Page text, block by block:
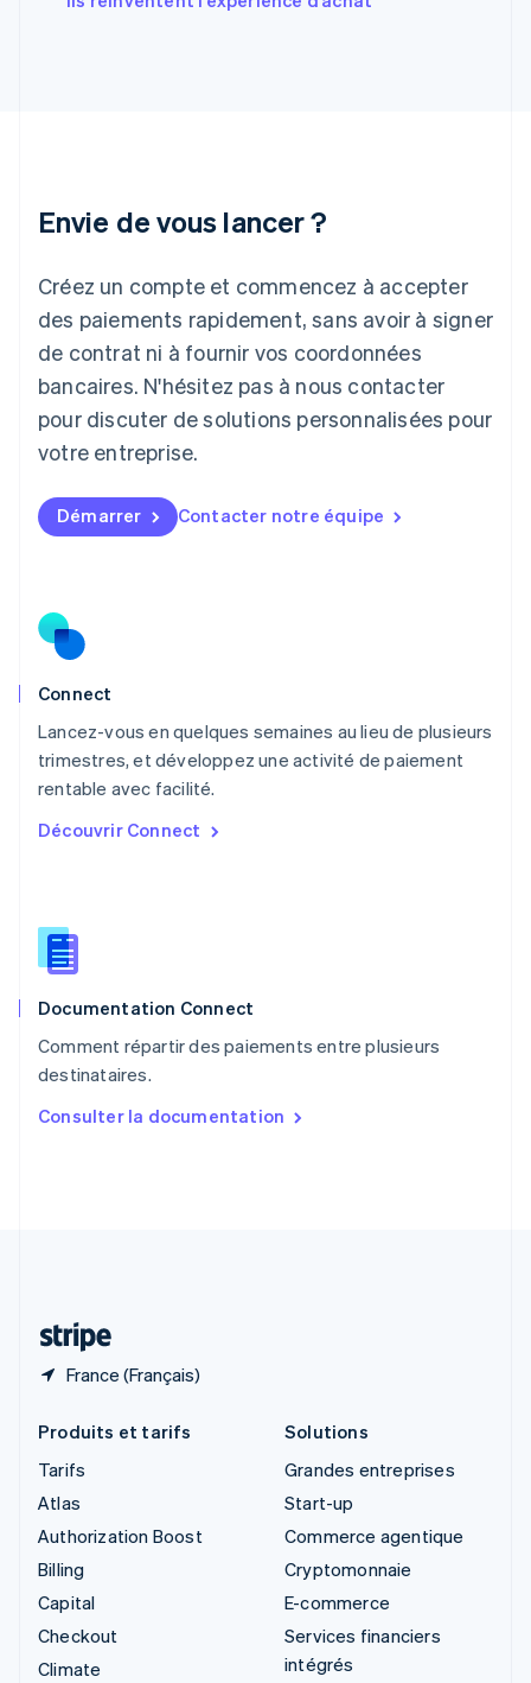
Envie de vous lancer ?
Créez un compte et commencez à accepter
des paiements rapidement, sans avoir à signer
de contrat ni à fournir vos coordonnées
bancaires. N'hésitez pas à nous contacter
pour discuter de solutions personnalisées pour
votre entreprise.
Démarrer Contacter notre équipe
Connect
Lancez-vous en quelques semaines au lieu de plusieurs
trimestres, et développez une activité de paiement
rentable avec facilité.
Découvrir Connect
Documentation Connect
Comment répartir des paiements entre plusieurs
destinataires.
Consulter la documentation
France (Français)
Japon
Lettonie
English
Liechtenstein
DeutschEnglish
Lituanie
Luxembourg
FrançaisDeutschEnglish
English简体中文
Malte
English
Nouvelle-Zélande
English
NederlandsEnglish
Pologne
English
PortuguêsEnglish
English
Roumanie
Royaume-Uni
Singapour
English简体中文
English
Produits et tarifs
Tarifs
Atlas
Authorization Boost
Billing
Capital
Checkout
Climate
Solutions
Grandes entreprises
Start-up
Commerce agentique
Cryptomonnaie
E-commerce
Services financiers
intégrés